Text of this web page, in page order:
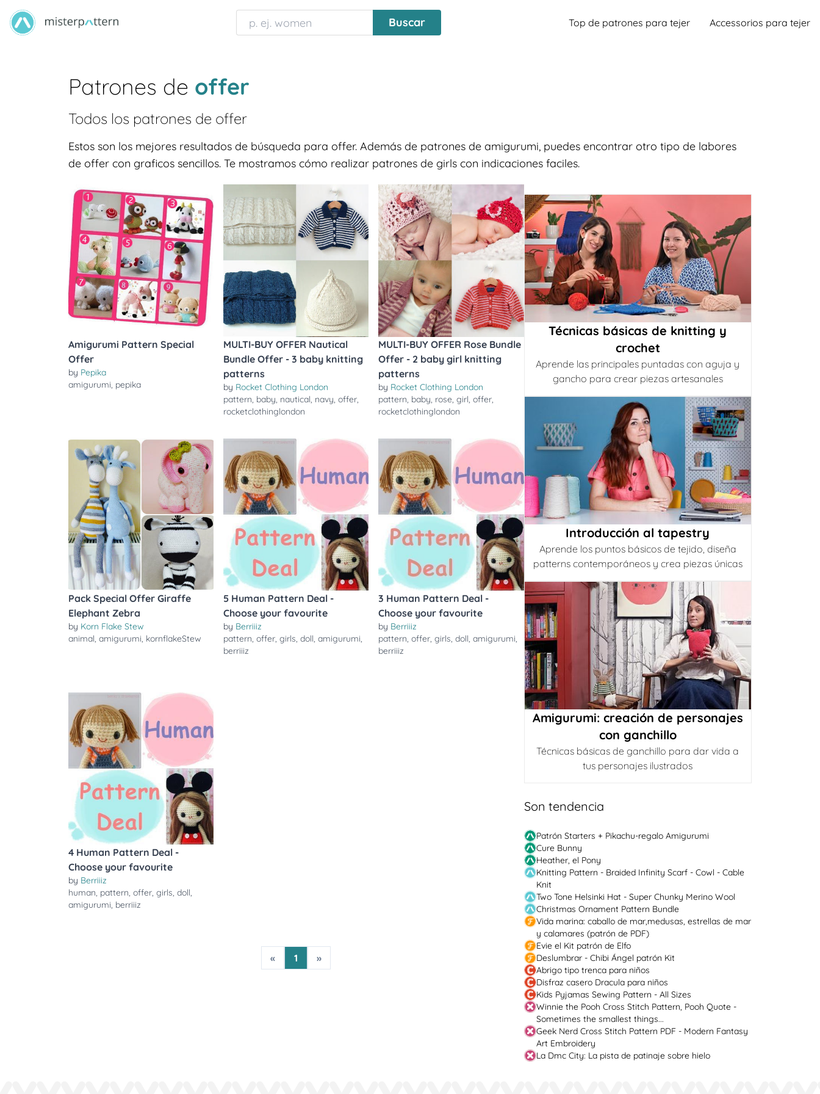
Top de patrones para tejer Accessorios para tejer
Patrones de offer
Todos los patrones de offer
Estos son los mejores resultados de búsqueda para offer. Además de patrones de amigurumi, puedes encontrar otro tipo de labores
de offer con graficos sencillos. Te mostramos cómo realizar patrones de girls con indicaciones faciles.
Amigurumi Pattern Special
Offer
by Pepika
amigurumi, pepika
MULTI-BUY OFFER Nautical
Bundle Offer - 3 baby knitting
patterns
by Rocket Clothing London
pattern, baby, nautical, navy,offer,
rocketclothinglondon
MULTI-BUY OFFER Rose Bundle
Offer - 2 baby girl knitting
patterns
by Rocket Clothing London
pattern, baby, rose,girl,offer,
rocketclothinglondon
Pack Special Offer Giraffe
Elephant Zebra
by Korn Flake Stew
animal, amigurumi, kornflakeStew
5 Human Pattern Deal -
Choose your favourite
by Berriiiz
pattern,offer,girls,doll,amigurumi,
berriiiz
3 Human Pattern Deal -
Choose your favourite
by Berriiiz
pattern,offer,girls,doll,amigurumi,
berriiiz
4 Human Pattern Deal -
Choose your favourite
by Berriiiz
human, pattern, offer, girls, doll,
amigurumi, berriiiz
« 1 »
Técnicas básicas de knitting y
crochet
Aprende las principales puntadas con aguja y
gancho para crear piezas artesanales
Introducción al tapestry
Aprende los puntos básicos de tejido, diseña
patterns contemporáneos y crea piezas únicas
Amigurumi: creación de personajes
con ganchillo
Técnicas básicas de ganchillo para dar vida a
tus personajes ilustrados
Son tendencia
Patrón Starters + Pikachu-regalo Amigurumi
Cure Bunny
Heather, el Pony
Knitting Pattern - Braided Infinity Scarf - Cowl - Cable
Knit
Two Tone Helsinki Hat - Super Chunky Merino Wool
Christmas Ornament Pattern Bundle
Vida marina: caballo de mar,medusas, estrellas de mar
y calamares (patrón de PDF)
Evie el Kit patrón de Elfo
Deslumbrar - Chibi Ángel patrón Kit
Abrigo tipo trenca para niños
Disfraz casero Dracula para niños
Kids Pyjamas Sewing Pattern - All Sizes
Winnie the Pooh Cross Stitch Pattern, Pooh Quote -
Sometimes the smallest things...
Geek Nerd Cross Stitch Pattern PDF - Modern Fantasy
Art Embroidery
La Dmc City: La pista de patinaje sobre hielo